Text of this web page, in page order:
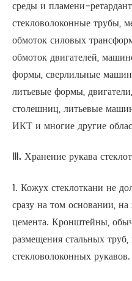
среды и пламени-
стекловолоконные трубы,
обмоток силовых
обмоток двигателей,
формы, сверлильные
литьевые формы,
столешниц, литьевые
ИКТ и многие другие
Ⅲ. Хранение рукава
1. Кожух стеклоткани не
сразу на том основании,
цемента. Кронштейны,
размещения стальных
стекловолоконных рукавов.